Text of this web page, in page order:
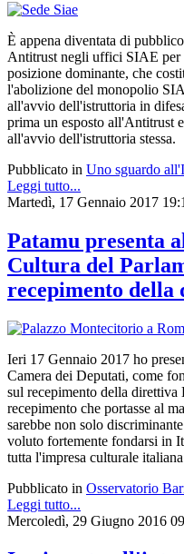
È appena diventata di
Antitrust negli uffici SIAE per
posizione dominante, che
l'abolizione del monopolio
all'avvio dell'istruttoria in
prima un esposto all'Antitrust
all'avvio dell'istruttoria stessa.
Pubblicato in Uno sguardo
Leggi tutto...
Martedì, 17 Gennaio 2017
Patamu presenta
Cultura del
recepimento
Ieri 17 Gennaio 2017 ho
Camera dei Deputati, come
sul recepimento della direttiva
recepimento che portasse al
sarebbe non solo
voluto fortemente fondarsi in
tutta l'impresa culturale
Pubblicato in Osservatorio
Leggi tutto...
Mercoledì, 29 Giugno 2016